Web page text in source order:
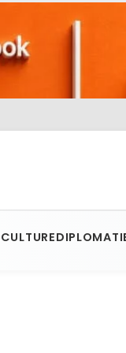
CULTURE